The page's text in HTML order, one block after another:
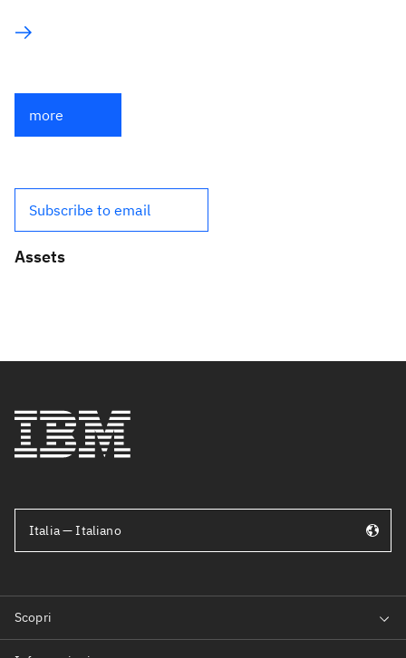
more
Subscribe to email
Assets
Italia — Italiano